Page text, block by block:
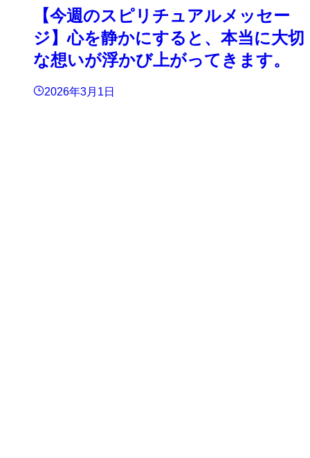
【今週のスピリチュアルメッセー
ジ】心を静かにすると、本当に大切
な想いが浮かび上がってきます。
2026年3月1日